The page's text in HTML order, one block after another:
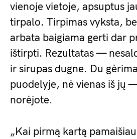
vienoje vietoje, apsuptus
tirpalo. Tirpimas vyksta,
arbata baigiama gerti dar
ištirpti. Rezultatas —
ir sirupas dugne. Du
puodelyje, nė vienas iš jų
norėjote.
„Kai pirmą kartą